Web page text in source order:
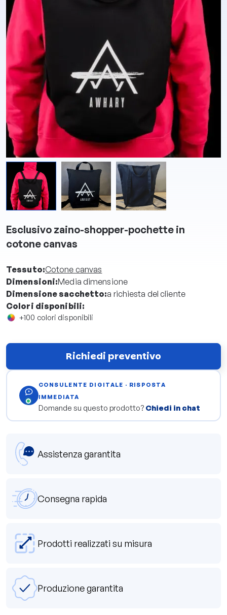
Esclusivo zaino-shopper-pochette in
cotone canvas
Tessuto:Cotone canvas
Dimensioni:Media dimensione
Dimensione sacchetto:a richiesta del cliente
Colori disponibili:
+100 colori disponibili
Richiedi preventivo
CONSULENTE DIGITALE · RISPOSTA
IMMEDIATA
Domande su questo prodotto? Chiedi in chat
Assistenza garantita
Consegna rapida
Prodotti realizzati su misura
Produzione garantita